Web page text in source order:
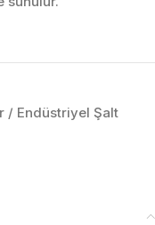
/ Endüstriyel Şalt